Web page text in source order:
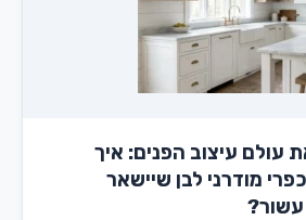
עולם עיצוב הפנים: איך
מודרני לבן שיישאר
עשור?